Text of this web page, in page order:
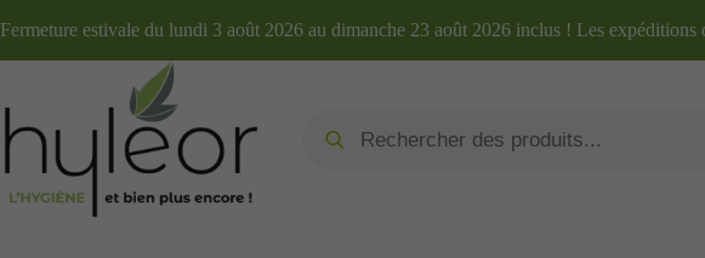
Fermeture estivale du lundi 3 août 2026 au dimanche 23 août 2026 inclus ! Les